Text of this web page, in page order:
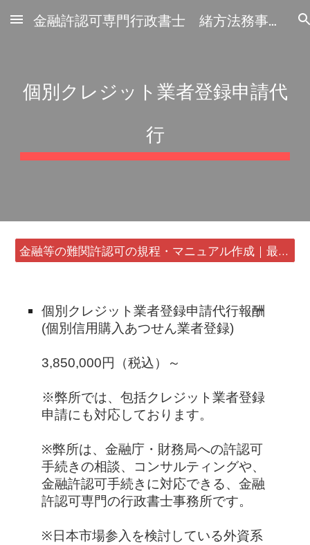
Skip to main content Skip to navigation
金融許認可専門行政書士 緒方法務事務所
個別クレジット業者登録申請代
行
金融等の難関許認可の規程・マニュアル作成｜最短24時間・書類1通から
個別クレジット業者登録申請代行報酬
(個別信用購入あつせん業者登録)
3,850,000円（税込）～
※弊所では、包括クレジット業者登録
申請にも対応しております。
※弊所は、金融庁・財務局への許認可
手続きの相談、コンサルティングや、
金融許認可手続きに対応できる、金融
許認可専門の行政書士事務所です。
※日本市場参入を検討している外資系